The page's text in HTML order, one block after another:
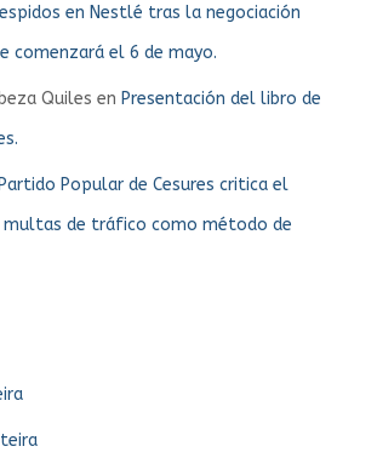
en Nestlé tras la negociación
comenzará el 6 de mayo.
Quiles en Presentación del libro de
Popular de Cesures critica el
multas de tráfico como método de